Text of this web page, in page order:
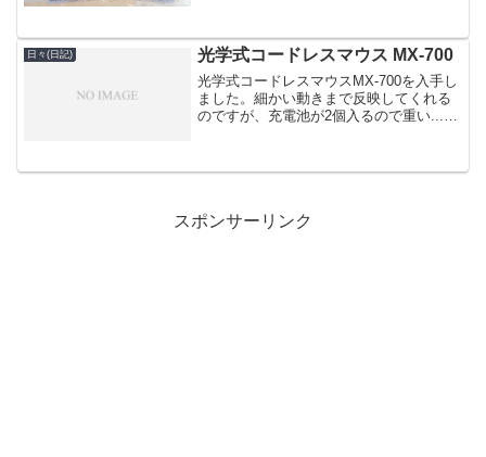
日々(日記) 光学式コードレスマウス MX-700
光学式コードレスマウスMX-700を入手し
ました。細かい動きまで反映してくれる
のですが、充電池が2個入るので重い...今
ていたので、特にそう感...
スポンサーリンク